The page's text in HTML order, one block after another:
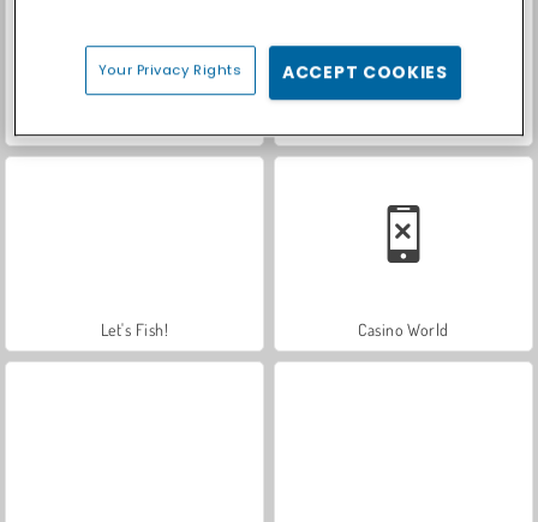
Let's Fish! Casino World
Your Privacy Rights ACCEPT COOKIES